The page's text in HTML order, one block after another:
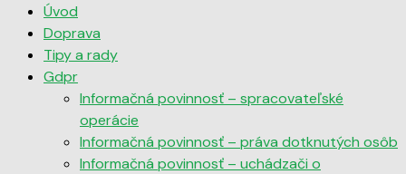
Úvod
Doprava
Tipy a rady
Gdpr
Informačná povinnosť – spracovateľské
operácie
Informačná povinnosť – práva dotknutých osôb
Informačná povinnosť – uchádzači o